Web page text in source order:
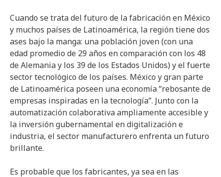
Cuando se trata del futuro de la fabricación en México
y muchos países de Latinoamérica, la región tiene dos
ases bajo la manga: una población joven (con una
edad promedio de 29 años en comparación con los 48
de Alemania y los 39 de los Estados Unidos) y el fuerte
sector tecnológico de los países. México y gran parte
de Latinoamérica poseen una economía “rebosante de
empresas inspiradas en la tecnología”. Junto con la
automatización colaborativa ampliamente accesible y
la inversión gubernamental en digitalización e
industria, el sector manufacturero enfrenta un futuro
brillante.
Es probable que los fabricantes, ya sea en las